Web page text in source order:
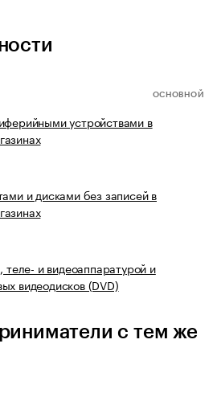
ОСНОВНОЙ
устройствами в
и дисками без записей в
теле- и видеоаппаратурой и
видеодисков (DVD)
с тем же